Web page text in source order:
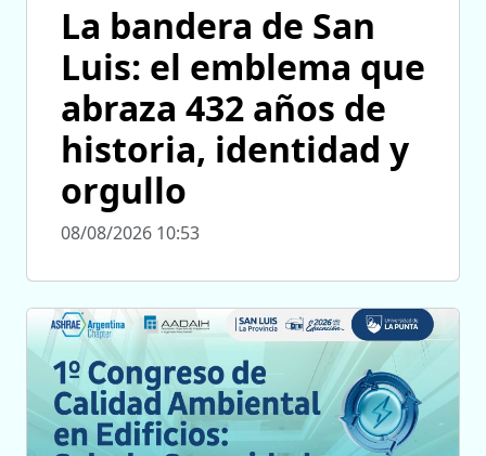
La bandera de San
Luis: el emblema que
abraza 432 años de
historia, identidad y
orgullo
08/08/2026 10:53